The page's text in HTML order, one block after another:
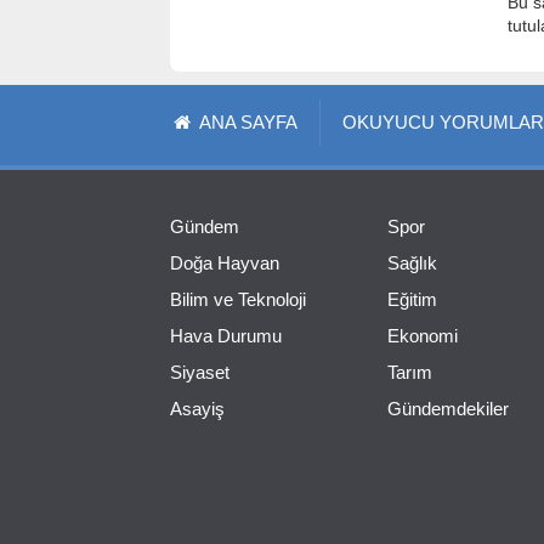
ANA SAYFA OKUYUCU
Gündem
Doğa Hayvan
Bilim ve Teknoloji
Hava Durumu
Siyaset
Asayiş
Spor
Sağlık
Eğitim
Ekonomi
Tarım
Gündemdekiler